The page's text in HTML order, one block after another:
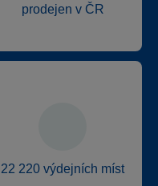
prodejen v ČR
22 220 výdejních míst